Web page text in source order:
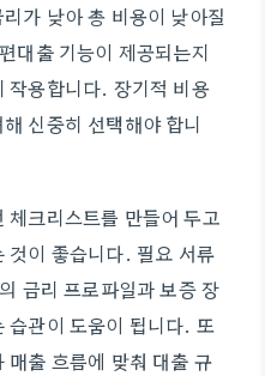
가 낮아 총 비용이 낮아질
대출 기능이 제공되는지
작용합니다. 장기적 비용
신중히 선택해야 합니
체크리스트를 만들어 두고
것이 좋습니다. 필요 서류
금리 프로파일과 보증 장
습관이 도움이 됩니다. 또
매출 흐름에 맞춰 대출 규